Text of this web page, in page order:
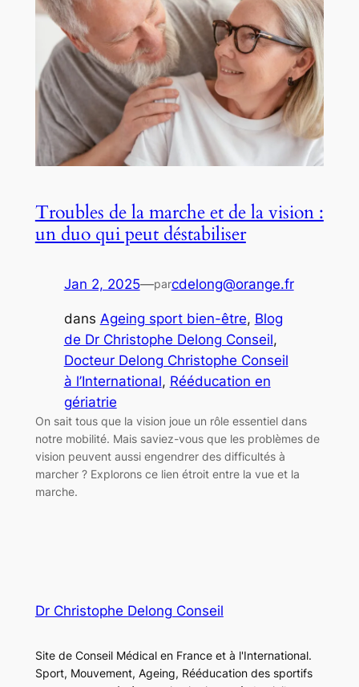
Troubles de la marche et de la vision :
un duo qui peut déstabiliser
Jan 2, 2025—parcdelong@orange.fr
dans Ageing sport bien-être, Blog
de Dr Christophe Delong Conseil
Docteur Delong Christophe Conseil
à l’International, Rééducation en
gériatrie
On sait tous que la vision joue un rôle essentiel dans
notre mobilité. Mais saviez-vous que les problèmes de
vision peuvent aussi engendrer des difficultés à
marcher ? Explorons ce lien étroit entre la vue et la
marche.
Dr Christophe Delong Conseil
Site de Conseil Médical en France et à l'International.
Sport, Mouvement, Ageing, Rééducation des sportifs